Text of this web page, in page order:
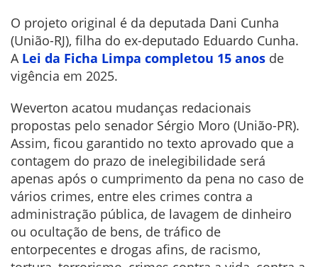
O projeto original é da deputada Dani Cunha
(União-RJ), filha do ex-deputado Eduardo Cunha.
A Lei da Ficha Limpa completou 15 anos de
vigência em 2025.
Weverton acatou mudanças redacionais
propostas pelo senador Sérgio Moro (União-PR).
Assim, ficou garantido no texto aprovado que a
contagem do prazo de inelegibilidade será
apenas após o cumprimento da pena no caso de
vários crimes, entre eles crimes contra a
administração pública, de lavagem de dinheiro
ou ocultação de bens, de tráfico de
entorpecentes e drogas afins, de racismo,